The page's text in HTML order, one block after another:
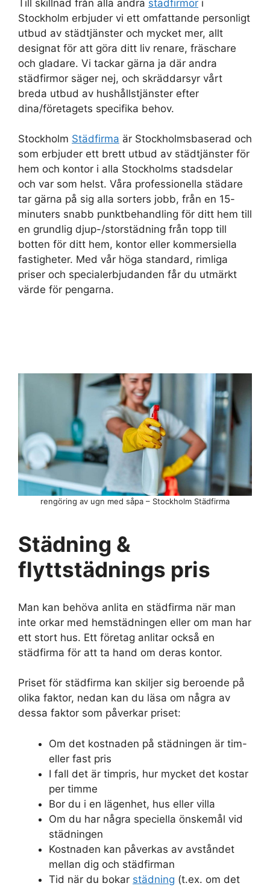
Till skillnad från alla andra städfirmor i
Stockholm erbjuder vi ett omfattande personligt
utbud av städtjänster och mycket mer, allt
designat för att göra ditt liv renare, fräschare
och gladare. Vi tackar gärna ja där andra
städfirmor säger nej, och skräddarsyr vårt
breda utbud av hushållstjänster efter
dina/företagets specifika behov.
Stockholm Städfirma är Stockholmsbaserad och
som erbjuder ett brett utbud av städtjänster för
hem och kontor i alla Stockholms stadsdelar
och var som helst. Våra professionella städare
tar gärna på sig alla sorters jobb, från en 15-
minuters snabb punktbehandling för ditt hem till
en grundlig djup-/storstädning från topp till
botten för ditt hem, kontor eller kommersiella
fastigheter. Med vår höga standard, rimliga
priser och specialerbjudanden får du utmärkt
värde för pengarna.
rengöring av ugn med såpa – Stockholm Städfirma
Städning &
flyttstädnings pris
Man kan behöva anlita en städfirma när man
inte orkar med hemstädningen eller om man har
ett stort hus. Ett företag anlitar också en
städfirma för att ta hand om deras kontor.
Priset för städfirma kan skiljer sig beroende på
olika faktor, nedan kan du läsa om några av
dessa faktor som påverkar priset:
Om det kostnaden på städningen är tim-
eller fast pris
I fall det är timpris, hur mycket det kostar
per timme
Bor du i en lägenhet, hus eller villa
Om du har några speciella önskemål vid
städningen
Kostnaden kan påverkas av avståndet
mellan dig och städfirman
Tid när du bokar städning (t.ex. om det